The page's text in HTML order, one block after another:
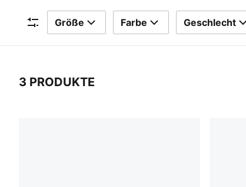
Filter
Größe Farbe Geschlecht
3 PRODUKTE